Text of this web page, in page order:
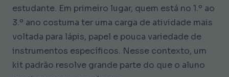
estudante. Em primeiro lugar, quem está no 1.º ao
3.º ano costuma ter uma carga de atividade mais
voltada para lápis, papel e pouca variedade de
instrumentos específicos. Nesse contexto, um
kit padrão resolve grande parte do que o aluno